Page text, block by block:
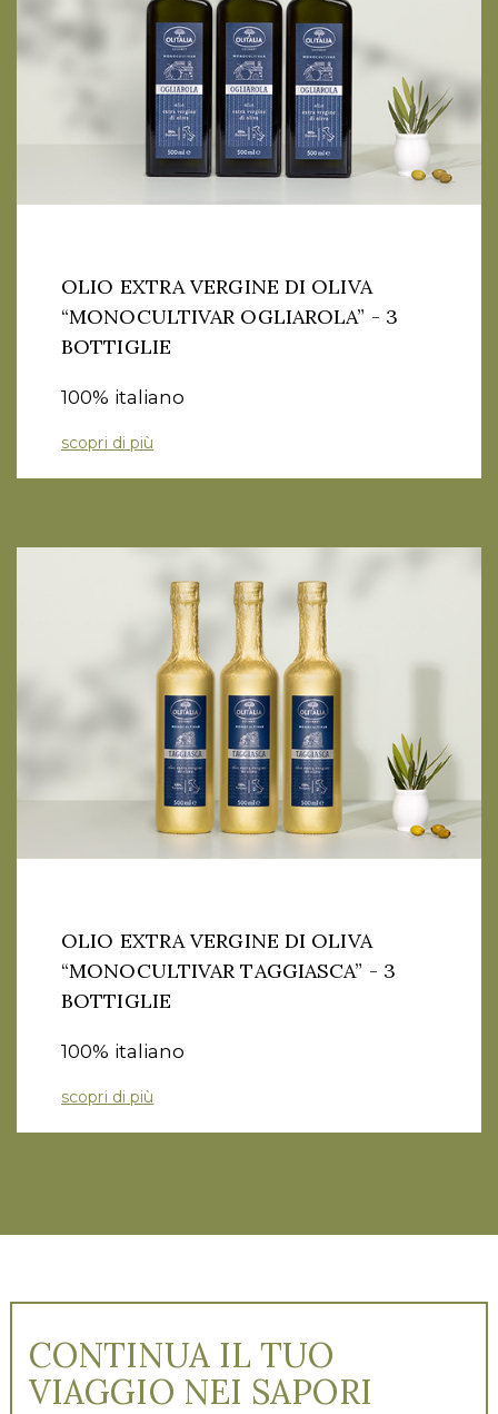
OLIO EXTRA VERGINE DI OLIVA
“MONOCULTIVAR OGLIAROLA” - 3
BOTTIGLIE
100% italiano
scopri di più
OLIO EXTRA VERGINE DI OLIVA
“MONOCULTIVAR TAGGIASCA” - 3
BOTTIGLIE
100% italiano
scopri di più
CONTINUA IL TUO
VIAGGIO NEI SAPORI